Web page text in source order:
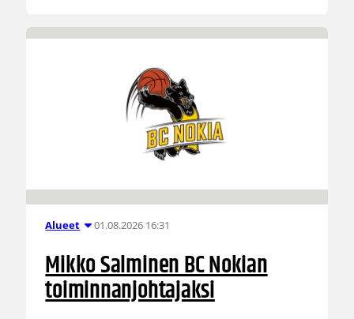
Alueet 01.08.2026 16:31
Mikko Salminen BC Nokian
toiminnanjohtajaksi